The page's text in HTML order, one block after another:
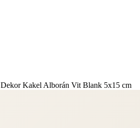
Dekor Kakel Alborán Vit Blank 5x15 cm